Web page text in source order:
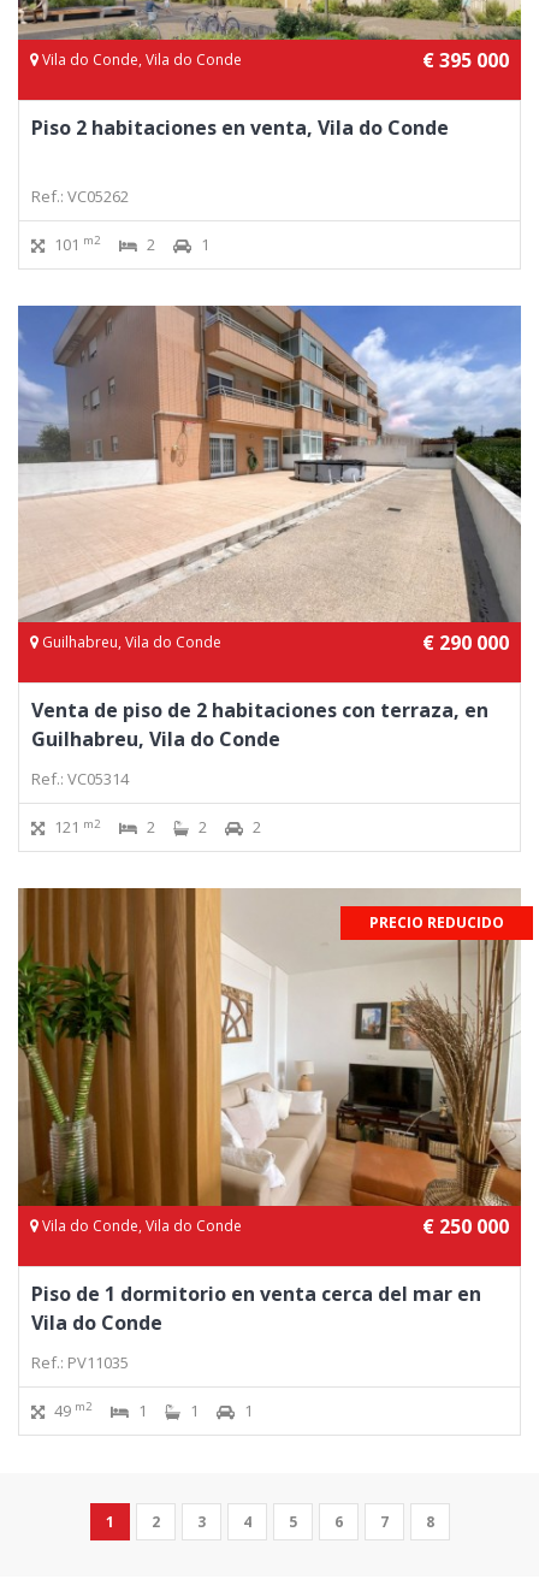
Vila do Conde, Vila do Conde € 395 000
Piso 2 habitaciones en venta, Vila do Conde
Ref.: VC05262
101 m2 2 1
Guilhabreu, Vila do Conde € 290 000
Venta de piso de 2 habitaciones con terraza, en
Guilhabreu, Vila do Conde
Ref.: VC05314
121 m2 2 2 2
PRECIO REDUCIDO
Vila do Conde, Vila do Conde € 250 000
Piso de 1 dormitorio en venta cerca del mar en
Vila do Conde
Ref.: PV11035
49 m2 1 1 1
1 2 3 4 5 6 7 8